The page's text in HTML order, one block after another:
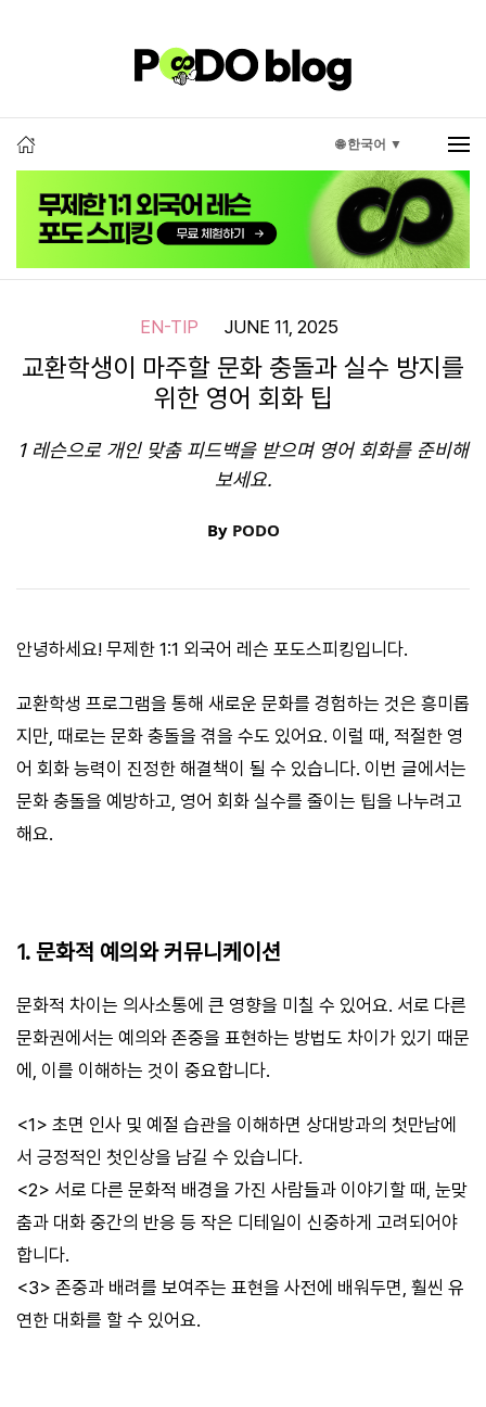
🌐 한국어 ▼
EN-TIP JUNE 11, 2025
교환학생이 마주할 문화 충돌과 실수 방지를
위한 영어 회화 팁
1 레슨으로 개인 맞춤 피드백을 받으며 영어 회화를 준비해
보세요.
By PODO
안녕하세요! 무제한 1:1 외국어 레슨 포도스피킹입니다.
교환학생 프로그램을 통해 새로운 문화를 경험하는 것은 흥미롭
지만, 때로는 문화 충돌을 겪을 수도 있어요. 이럴 때, 적절한 영
어 회화 능력이 진정한 해결책이 될 수 있습니다. 이번 글에서는
문화 충돌을 예방하고, 영어 회화 실수를 줄이는 팁을 나누려고
해요.
1. 문화적 예의와 커뮤니케이션
문화적 차이는 의사소통에 큰 영향을 미칠 수 있어요. 서로 다른
문화권에서는 예의와 존중을 표현하는 방법도 차이가 있기 때문
에, 이를 이해하는 것이 중요합니다.
<1> 초면 인사 및 예절 습관을 이해하면 상대방과의 첫만남에
서 긍정적인 첫인상을 남길 수 있습니다.
<2> 서로 다른 문화적 배경을 가진 사람들과 이야기할 때, 눈맞
춤과 대화 중간의 반응 등 작은 디테일이 신중하게 고려되어야
합니다.
<3> 존중과 배려를 보여주는 표현을 사전에 배워두면, 훨씬 유
연한 대화를 할 수 있어요.